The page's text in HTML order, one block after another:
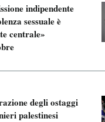
Consumismi
Storie/Idee
Ok Boomer!
Europa
Mondiali
indipendente
sessuale è
centrale»
degli ostaggi
palestinesi